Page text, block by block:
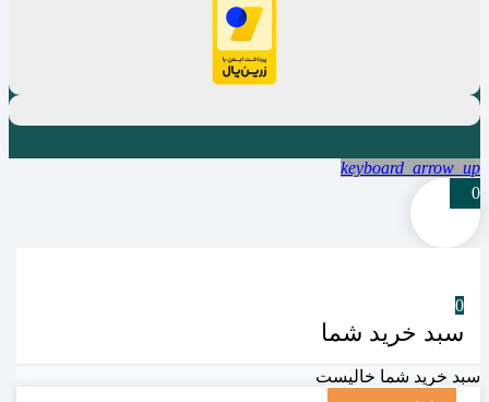
keyboard_arrow_up
0
0
سبد خرید شما
سبد خرید شما خالیست